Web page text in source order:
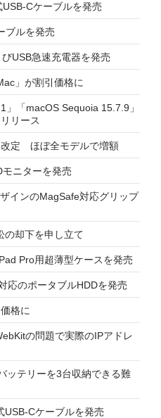
Cケーブルを発売
ブルを発売
USB急速充電器を発売
」が割引価格に
「macOS Sequoia 15.7.9」
リース
改定 ほぼ全モデルで増額
ニターを発売
インのMagSafe対応グリップ
の却下を申し立て
Pro用超薄型ケースを発売
応のポータブルHDDを発売
格に
の問題で実際のIPアドレ
ッテリーを3台収納できる難
USB-Cケーブルを発売